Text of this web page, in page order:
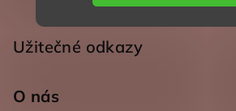
Užitečné odkazy
O nás